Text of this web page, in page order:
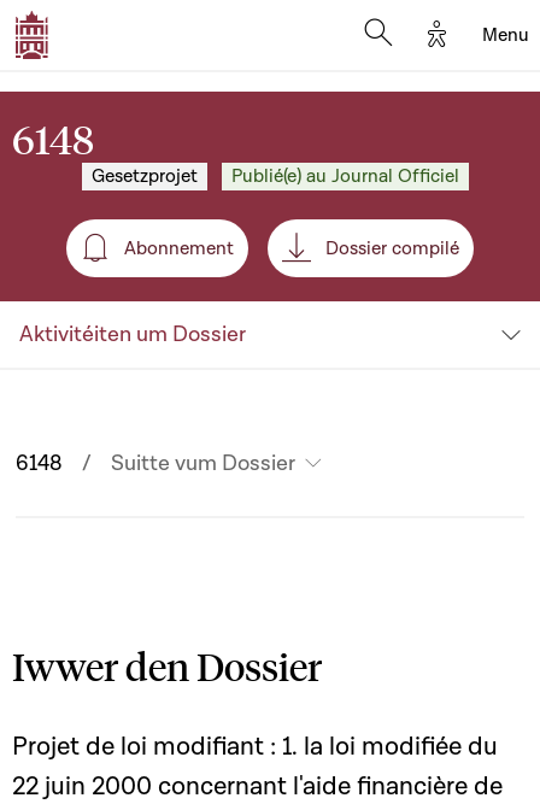
Options
Menu
6148
Gesetzprojet Publié(e) au Journal Officiel
Abonnement
Abonnement Dossier compilé
Aktivitéiten um Dossier
6148 Suitte vum Dossier
Iwwer den Dossier
Projet de loi modifiant : 1. la loi modifiée du
22 juin 2000 concernant l'aide financière de